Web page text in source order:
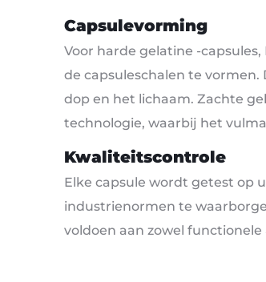
Capsulevorming
Voor harde gelatine -
de capsuleschalen te
dop en het lichaam. Zachte
technologie, waarbij het
Kwaliteitscontrole
Elke capsule wordt getest op
industrienormen te
voldoen aan zowel